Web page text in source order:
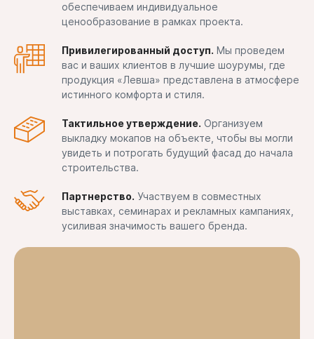
обеспечиваем индивидуальное
ценообразование в рамках проекта.
Привилегированный доступ. Мы проведем
вас и ваших клиентов в лучшие шоурумы, где
продукция «Левша» представлена в атмосфере
истинного комфорта и стиля.
Тактильное утверждение. Организуем
выкладку мокапов на объекте, чтобы вы могли
увидеть и потрогать будущий фасад до начала
строительства.
Партнерство. Участвуем в совместных
выставках, семинарах и рекламных кампаниях,
усиливая значимость вашего бренда.